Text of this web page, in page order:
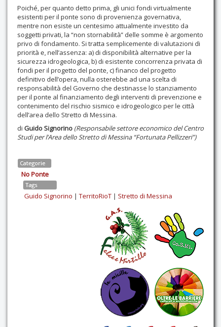
Poiché, per quanto detto prima, gli unici fondi virtualmente
esistenti per il ponte sono di provenienza governativa,
mentre non esiste un centesimo attualmente investito da
soggetti privati, la “non stornabilità” delle somme è argomento
privo di fondamento. Si tratta semplicemente di valutazioni di
priorità e, nell’assenza: a) di disponibilità alternative per la
sicurezza idrogeologica, b) di esistente concorrenza privata di
fondi per il progetto del ponte, c) financo del progetto
definitivo dell’opera, nulla osterebbe ad una scelta di
responsabilità del Governo che destinasse lo stanziamento
per il ponte al finanziamento degli interventi di prevenzione e
contenimento del rischio sismico e idrogeologico per le città
dell’area dello Stretto di Messina.
di Guido Signorino (Responsabile settore economico del Centro
Studi per l’Area dello Stretto di Messina “Fortunata Pellizzeri”)
Categorie
No Ponte
Tags
Guido Signorino | TerritoRioT | Stretto di Messina